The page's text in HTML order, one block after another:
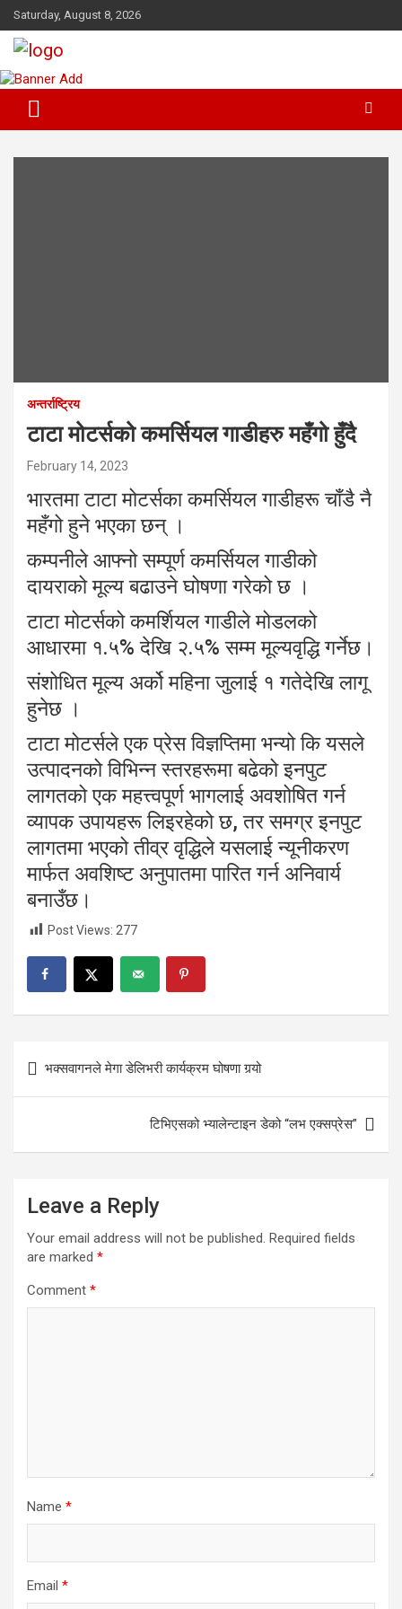
Skip
to
content
Saturday, August 8, 2026
अन्तर्राष्ट्रिय
टाटा मोटर्सको कमर्सियल गाडीहरु महँगो हुँदै
February 14, 2023
भारतमा टाटा मोटर्सका कमर्सियल गाडीहरू चाँडै नै
महँगो हुने भएका छन् ।
कम्पनीले आफ्नो सम्पूर्ण कमर्सियल गाडीको
दायराको मूल्य बढाउने घोषणा गरेको छ ।
टाटा मोटर्सको कमर्शियल गाडीले मोडलको
आधारमा १.५% देखि २.५% सम्म मूल्यवृद्धि गर्नेछ।
संशोधित मूल्य अर्को महिना जुलाई १ गतेदेखि लागू
हुनेछ ।
टाटा मोटर्सले एक प्रेस विज्ञप्तिमा भन्यो कि यसले
उत्पादनको विभिन्न स्तरहरूमा बढेको इनपुट
लागतको एक महत्त्वपूर्ण भागलाई अवशोषित गर्न
व्यापक उपायहरू लिइरहेको छ, तर समग्र इनपुट
लागतमा भएको तीव्र वृद्धिले यसलाई न्यूनीकरण
मार्फत अवशिष्ट अनुपातमा पारित गर्न अनिवार्य
बनाउँछ।
Post Views: 277
navigation
भक्सवागनले मेगा डेलिभरी कार्यक्रम घोषणा गर्‍यो
टिभिएसको भ्यालेन्टाइन डेको “लभ एक्सप्रेस”
Leave a Reply
Your email address will not be published. Required fields
are marked *
Comment *
Name *
Email *